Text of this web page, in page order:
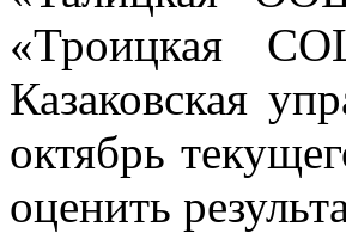
«Троицкая
Казаковская
октябрь
оценить